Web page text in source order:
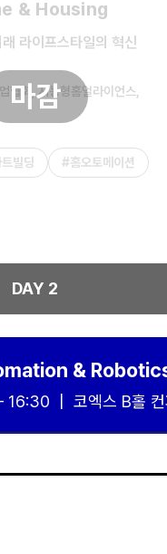
& Housing
라이프스타일의 혁신
협회, 지능형홈얼라이언스,
빌딩 #홈오토메이션
마감
DAY 2
&
| 코엑스 B홀 컨